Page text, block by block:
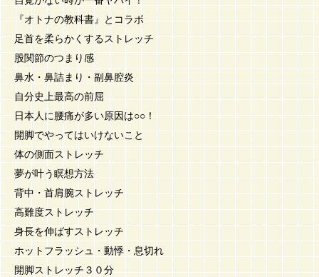
『オトナの教科書』とコラボ
足首を柔らかくするストレッチ
股関節のつまり感
鼻水・鼻詰まり・副鼻腔炎
自分史上最高の前屈
日本人に腰痛が多い原因は○○！
開脚でやってはいけないこと
体の側面ストレッチ
夢が叶う瞑想方法
背中・首肩腕ストレッチ
高難度ストレッチ
身長を伸ばすストレッチ
ホットフラッシュ・動悸・息切れ
開脚ストレッチ３０分